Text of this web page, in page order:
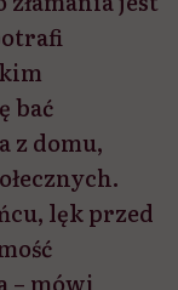
bać
z domu,
lęk przed